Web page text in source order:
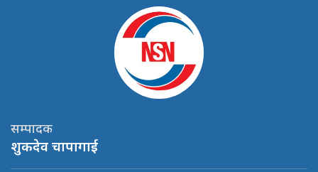
सम्पादक
शुकदेव चापागाई